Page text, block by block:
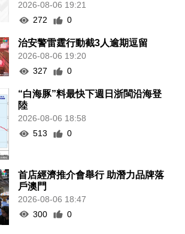
2026-08-06 19:21
272
0
治安警雷霆行動截3人逾期逗留
2026-08-06 19:20
327
0
“白海豚”料最快下週日浙閩沿海登
陸
2026-08-06 18:58
513
0
首店經濟推介會舉行 助潛力品牌落
戶澳門
2026-08-06 18:47
300
0